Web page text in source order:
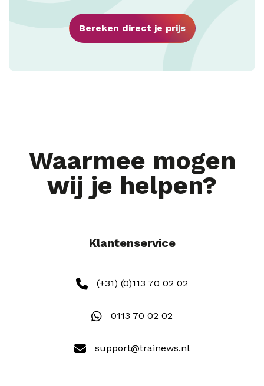
Bereken direct je prijs
Waarmee mogen
wij je helpen?
Klantenservice
(+31) (0)113 70 02 02
0113 70 02 02
support@trainews.nl